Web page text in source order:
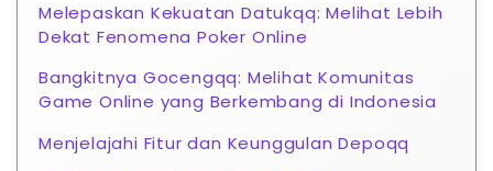
Melepaskan Kekuatan Datukqq: Melihat Lebih
Dekat Fenomena Poker Online
Bangkitnya Gocengqq: Melihat Komunitas
Game Online yang Berkembang di Indonesia
Menjelajahi Fitur dan Keunggulan Depoqq